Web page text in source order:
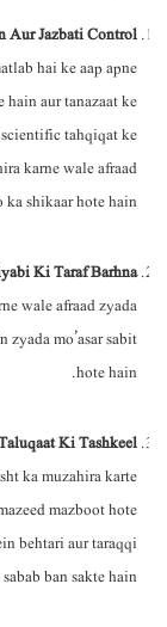
Aur Jazbati Control
hai ke aap apne
hain aur tanazaat ke
tahqiqat ke
karne wale afraad
shikaar hote hain.
Ki Taraf Barhna
wale afraad zyada
mo’asar sabit
hote hain.
Ki Tashkeel
ka muzahira karte
mazboot hote
behtari aur taraqqi
ban sakte hain.